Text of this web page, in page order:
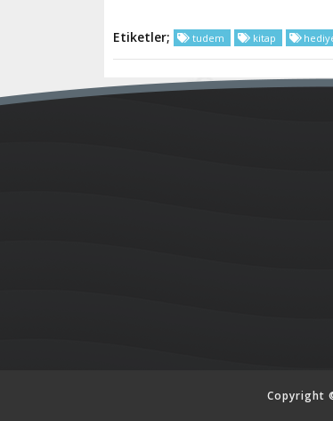
Etiketler; tudem kitap
Copyright